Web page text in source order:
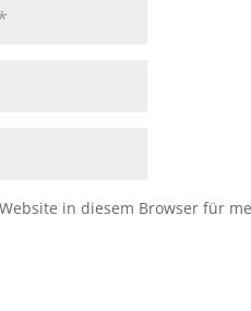
in diesem Browser für